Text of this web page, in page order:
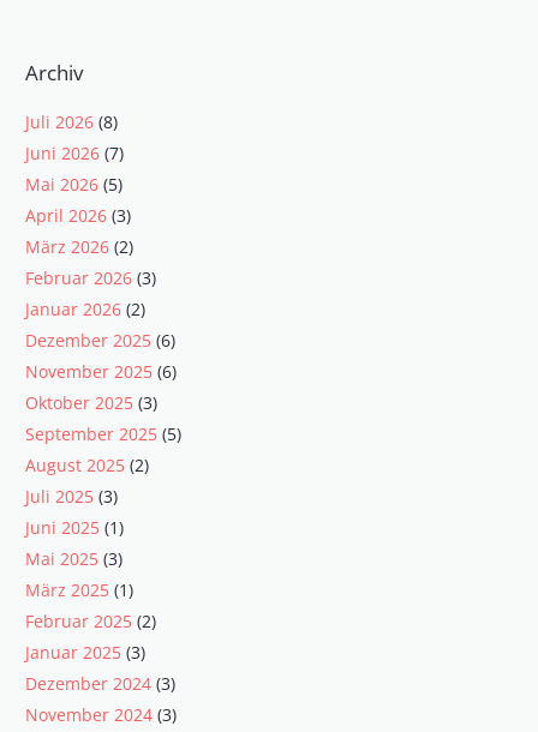
Archiv
Juli 2026 (8)
Juni 2026 (7)
Mai 2026 (5)
April 2026 (3)
März 2026 (2)
Februar 2026 (3)
Januar 2026 (2)
Dezember 2025 (6)
November 2025 (6)
Oktober 2025 (3)
September 2025 (5)
August 2025 (2)
Juli 2025 (3)
Juni 2025 (1)
Mai 2025 (3)
März 2025 (1)
Februar 2025 (2)
Januar 2025 (3)
Dezember 2024 (3)
November 2024 (3)